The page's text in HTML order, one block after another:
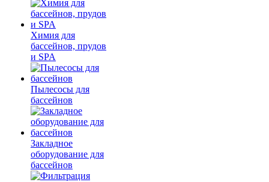
Химия для
бассейнов, прудов
и SPA
Пылесосы для
бассейнов
Закладное
оборудование для
бассейнов